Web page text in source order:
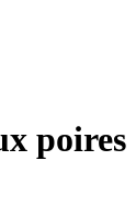
poires